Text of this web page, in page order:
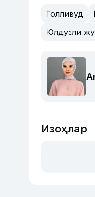
Голливуд
Юлдузли
Изоҳлар